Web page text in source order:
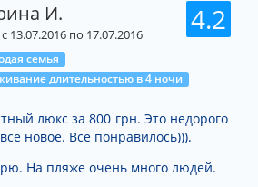
4.2
И.
с 13.07.2016 по 17.07.2016
семья
длительностью в 4 ночи
люкс за 800 грн. Это недорого
новое. Всё понравилось))).
На пляже очень много людей.